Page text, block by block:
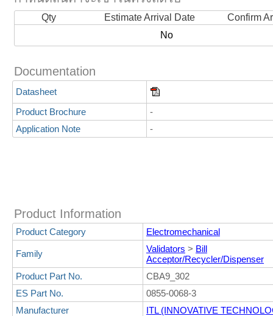
Qty Estimate Arrival Date
Confirm
No
Documentation
Datasheet
Product Brochure
-
Application Note
-
Product Information
Product Category Electromechanical
Family Validators > Bill
Acceptor/Recycler/Dispenser
Product Part No.
CBA9_302
ES Part No.
0855-0068-3
Manufacturer
ITL (INNOVATIVE